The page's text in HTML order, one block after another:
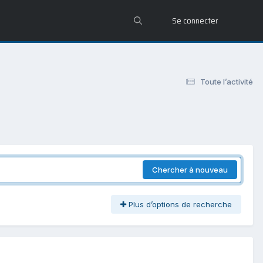
Se connecter
Toute l’activité
Chercher à nouveau
Plus d’options de recherche